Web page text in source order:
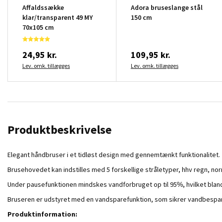
Affaldssække
klar/transparent 49 MY
70x105 cm
24,95 kr.
Lev. omk. tillægges
Adora bruseslange stål
150 cm
109,95 kr.
Lev. omk. tillægges
Produktbeskrivelse
Elegant håndbruser i et tidløst design med gennemtænkt funktionalitet.
Brusehovedet kan indstilles med 5 forskellige stråletyper, hhv regn,
Under pausefunktionen mindskes vandforbruget op til 95%, hvilket
Bruseren er udstyret med en vandsparefunktion, som sikrer
Produktinformation: